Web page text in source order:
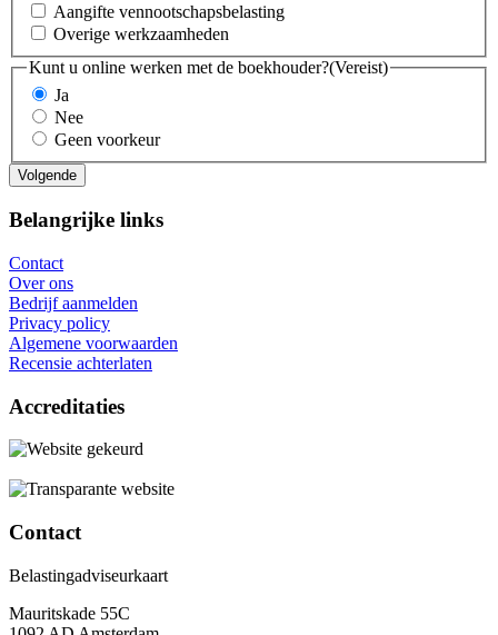
Aangifte vennootschapsbelasting
Overige werkzaamheden
Kunt u online werken met de boekhouder?(Vereist)
Ja
Nee
Geen voorkeur
Belangrijke links
Contact
Over ons
Bedrijf aanmelden
Privacy policy
Algemene voorwaarden
Recensie achterlaten
Accreditaties
Contact
Belastingadviseurkaart
Mauritskade 55C